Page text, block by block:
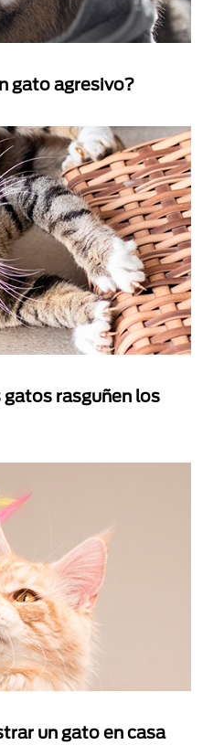
gato agresivo?
rasguñen los
un gato en casa